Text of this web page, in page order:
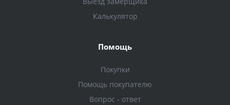
Калькулятор
Помощь
Покупки
Помощь покупателю
Вопрос - ответ